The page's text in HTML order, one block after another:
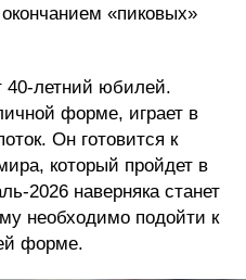
«пиковых»
40-летний юбилей.
форме, играет в
Он готовится к
который пройдет в
2026 наверняка станет
необходимо подойти к
форме.